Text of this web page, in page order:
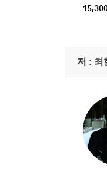
저 : 최